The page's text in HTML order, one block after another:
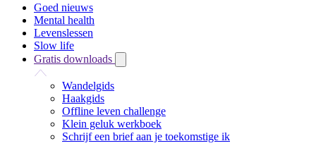
Goed nieuws
Mental health
Levenslessen
Slow life
Gratis downloads
Wandelgids
Haakgids
Offline leven challenge
Klein geluk werkboek
Schrijf een brief aan je toekomstige ik